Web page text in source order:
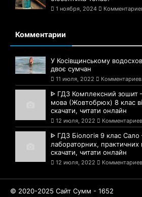
1 ноября, 2024
Комментарии
У Косівщинському
двоє сумчан
11 июля, 2022 Комментариев
ᐈ ГДЗ Комплексний зошит
мова (Жовтобрюх) 8 клас
скачати, читати онлайн
12 июля, 2022
ᐈ ГДЗ Біологія 9 клас
лабораторних, практичних
скачати, читати онлайн
12 июля, 2022
© 2020-2025 Сайт Сумм - 1652